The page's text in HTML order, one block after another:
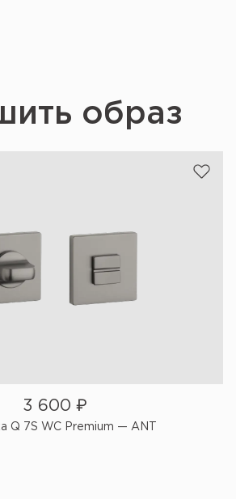
образ
3 600 ₽
Q 7S WC Premium — ANT